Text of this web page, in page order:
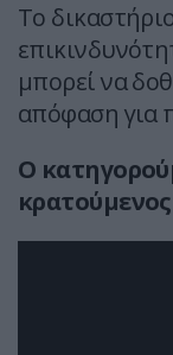
Το
μπορεί να
απόφαση για
Ο